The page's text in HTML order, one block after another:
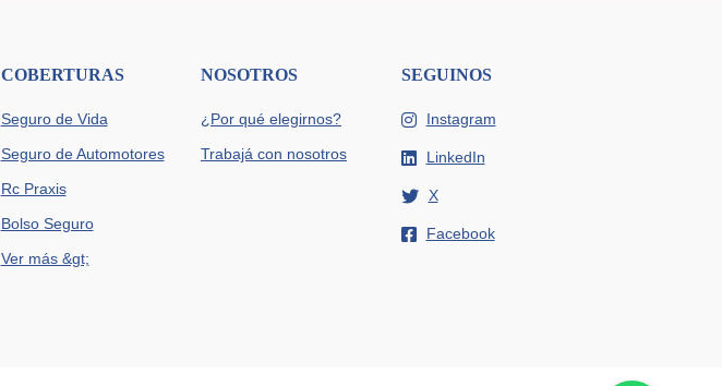
COBERTURAS
Seguro de Vida
Seguro de Automotores
Rc Praxis
Bolso Seguro
Ver más &gt;
NOSOTROS
¿Por qué elegirnos?
Trabajá con nosotros
SEGUINOS
Instagram
LinkedIn
X
Facebook